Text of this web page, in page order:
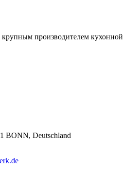
крупным производителем кухонной
BONN, Deutschland